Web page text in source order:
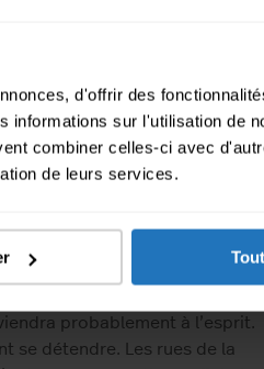
d'offrir des
informations sur l'utilisation de
combiner celles-ci avec
de leurs services.
certifiées, qui offrent
une demande sur MOVU et
nettoyage de fin de bail.
reprises, l’agence de
le temps de nettoyage
probablement à l’esprit.
se détendre. Les rues de la